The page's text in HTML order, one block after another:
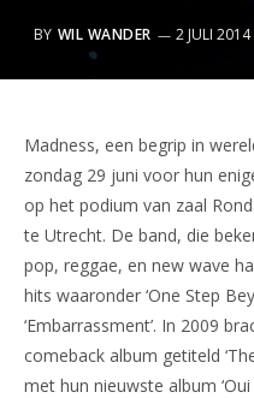
BY WIL WANDER 2 JULI 2014
Madness, een begrip in
zondag 29 juni voor hun
op het podium van zaal
te Utrecht. De band, die
pop, reggae, en new wave
hits waaronder ‘One Step
‘Embarrassment’. In 2009
comeback album getiteld
met hun nieuwste album ‘Oui